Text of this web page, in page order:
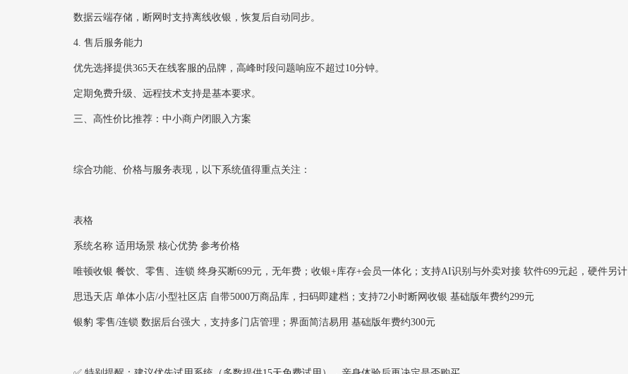
数据云端存储，断网时支持离线收银，恢复后自动同步。
4. ‌售后服务能力‌
优先选择提供365天在线客服的品牌，高峰时段问题响应不超过10分钟。
定期免费升级、远程技术支持是基本要求。
三、高性价比推荐：中小商户闭眼入方案
综合功能、价格与服务表现，以下系统值得重点关注：
表格
系统名称 适用场景 核心优势 参考价格
唯顿收银‌ 餐饮、零售、连锁 终身买断699元，无年费；收银+库存+会员一体化；支持AI识别与外卖对接 软件699元起，硬件另计
思迅天店‌ 单体小店/小型社区店 自带5000万商品库，扫码即建档；支持72小时断网收银 基础版年费约299元
银豹‌ 零售/连锁 数据后台强大，支持多门店管理；界面简洁易用 基础版年费约300元